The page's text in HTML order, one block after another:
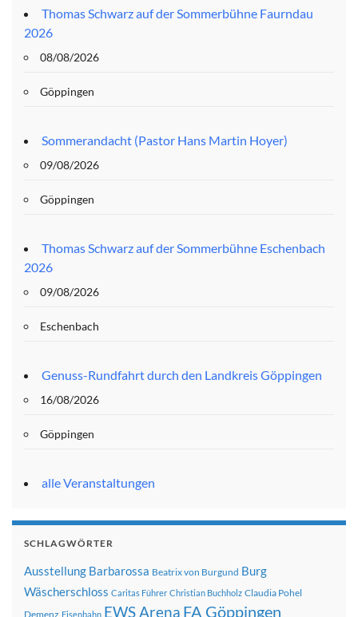
Thomas Schwarz auf der Sommerbühne Faurndau
2026
08/08/2026
Göppingen
Sommerandacht (Pastor Hans Martin Hoyer)
09/08/2026
Göppingen
Thomas Schwarz auf der Sommerbühne Eschenbach
2026
09/08/2026
Eschenbach
Genuss-Rundfahrt durch den Landkreis Göppingen
16/08/2026
Göppingen
alle Veranstaltungen
SCHLAGWÖRTER
Ausstellung Barbarossa Beatrix von Burgund Burg
Wäscherschloss Caritas Führer Christian Buchholz Claudia Pohel
Demenz Eisenbahn EWS Arena FA Göppingen